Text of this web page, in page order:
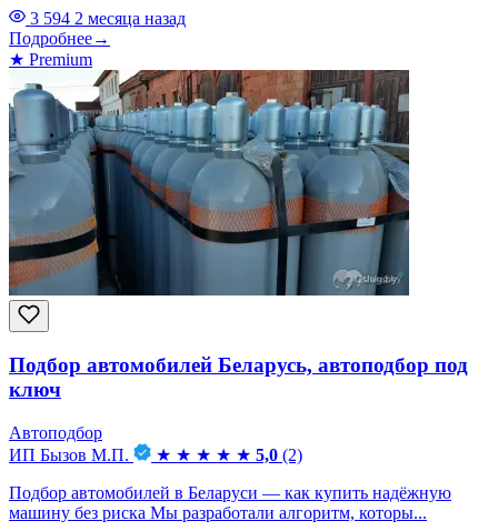
3 594 2 месяца назад
Подробнее→
★ Premium
Подбор автомобилей Беларусь, автоподбор под
ключ
Автоподбор
ИП Бызов М.П.
★ ★ ★ ★ ★ 5,0 (2)
Подбор автомобилей в Беларуси — как купить надёжную
машину без риска Мы разработали алгоритм, которы...